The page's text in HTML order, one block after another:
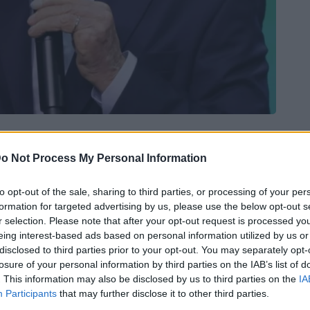
Not Process My Personal Information
opt-out of the sale, sharing to third parties, or processing of your
for targeted advertising by us, please use the below opt-out
selection. Please note that after your opt-out request is processed
interest-based ads based on personal information utilized by us
to third parties prior to your opt-out. You may separately
of your personal information by third parties on the IAB’s list of
This information may also be disclosed by us to third parties on the
Participants that may further disclose it to other third parties.
τονΤραμπδεν παρεμβαίνουν στη
κράτους» δήλωσε ο πρόεδρος
ντα Σίλβα, αισιόδοξος δήλωσε
Αμερικανό πρόεδρο θα